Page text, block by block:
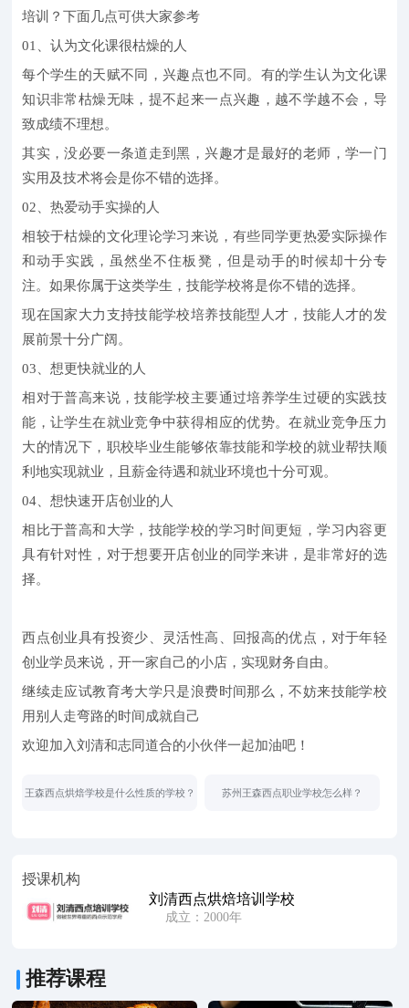
培训？下面几点可供大家参考
01、认为文化课很枯燥的人
每个学生的天赋不同，兴趣点也不同。有的学生认为文化课
知识非常枯燥无味，提不起来一点兴趣，越不学越不会，导
致成绩不理想。
其实，没必要一条道走到黑，兴趣才是最好的老师，学一门
实用及技术将会是你不错的选择。
02、热爱动手实操的人
相较于枯燥的文化理论学习来说，有些同学更热爱实际操作
和动手实践，虽然坐不住板凳，但是动手的时候却十分专
注。如果你属于这类学生，技能学校将是你不错的选择。
现在国家大力支持技能学校培养技能型人才，技能人才的发
展前景十分广阔。
03、想更快就业的人
相对于普高来说，技能学校主要通过培养学生过硬的实践技
能，让学生在就业竞争中获得相应的优势。在就业竞争压力
大的情况下，职校毕业生能够依靠技能和学校的就业帮扶顺
利地实现就业，且薪金待遇和就业环境也十分可观。
04、想快速开店创业的人
相比于普高和大学，技能学校的学习时间更短，学习内容更
具有针对性，对于想要开店创业的同学来讲，是非常好的选
择。
西点创业具有投资少、灵活性高、回报高的优点，对于年轻
创业学员来说，开一家自己的小店，实现财务自由。
继续走应试教育考大学只是浪费时间那么，不妨来技能学校
用别人走弯路的时间成就自己
欢迎加入刘清和志同道合的小伙伴一起加油吧！
王森西点烘焙学校是什么性质的学校？ 苏州王森西点职业学校怎么样？
授课机构
刘清西点烘焙培训学校
成立：2000年
推荐课程